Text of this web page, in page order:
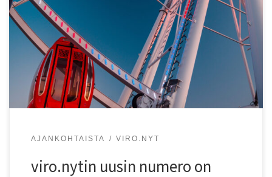
Kulttuurilehti viro.nytin vuoden neljäs ja viimeinen numero
on ilmestynyt tänään!
AJANKOHTAISTA VIRO.NYT
viro.nytin uusin numero on